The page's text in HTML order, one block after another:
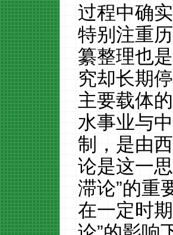
过程中确
特别注重
纂整理也
究却长期
主要载体
水事业与
制，是由
论是这一
滞论”的重
在一定时